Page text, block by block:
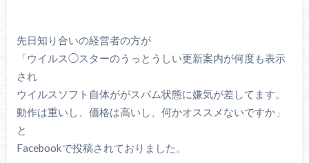
先日知り合いの経営者の方が
「ウイルス◯スターのうっとうしい更新案内が何度も表示
され
ウイルスソフト自体ががスパム状態に嫌気が差してます。
動作は重いし、価格は高いし、何かオススメないですか」
と
Facebookで投稿されておりました。